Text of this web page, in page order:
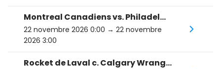
Montreal Canadiens vs. Philadelphia Flyers
22 novembre 2026 0:00 → 22 novembre
2026 3:00
Rocket de Laval c. Calgary Wranglers au Centre Bell